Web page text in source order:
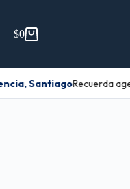
$0
SantiagoRecuerda